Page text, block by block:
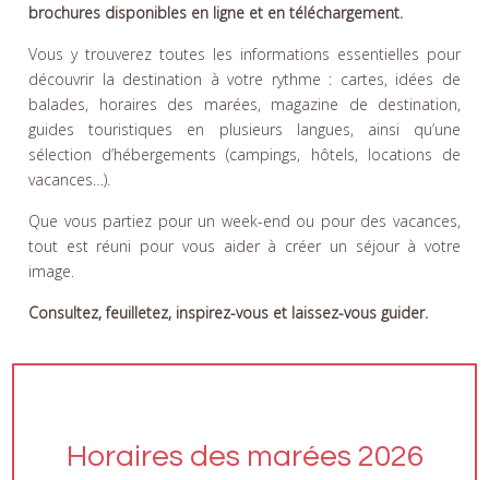
brochures disponibles en ligne et en téléchargement.
Vous y trouverez toutes les informations essentielles pour
découvrir la destination à votre rythme : cartes, idées de
balades, horaires des marées, magazine de destination,
guides touristiques en plusieurs langues, ainsi qu’une
sélection d’hébergements (campings, hôtels, locations de
vacances…).
Que vous partiez pour un week-end ou pour des vacances,
tout est réuni pour vous aider à créer un séjour à votre
image.
Consultez, feuilletez, inspirez-vous et laissez-vous guider.
Horaires des marées 2026